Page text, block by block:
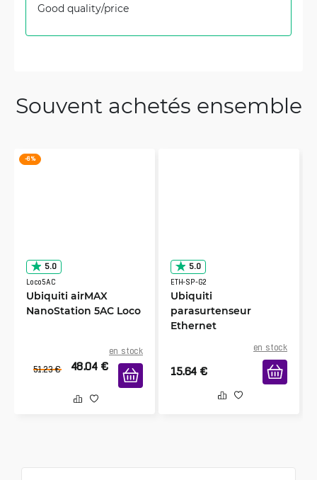
Good quality/price
Souvent achetés ensemble
-6 %
5.0
Loco5AC
Ubiquiti airMAX
NanoStation 5AC Loco
en stock
51.23 € 48.04 €
5.0
ETH-SP-G2
Ubiquiti
parasurtenseur
Ethernet
en stock
15.64 €